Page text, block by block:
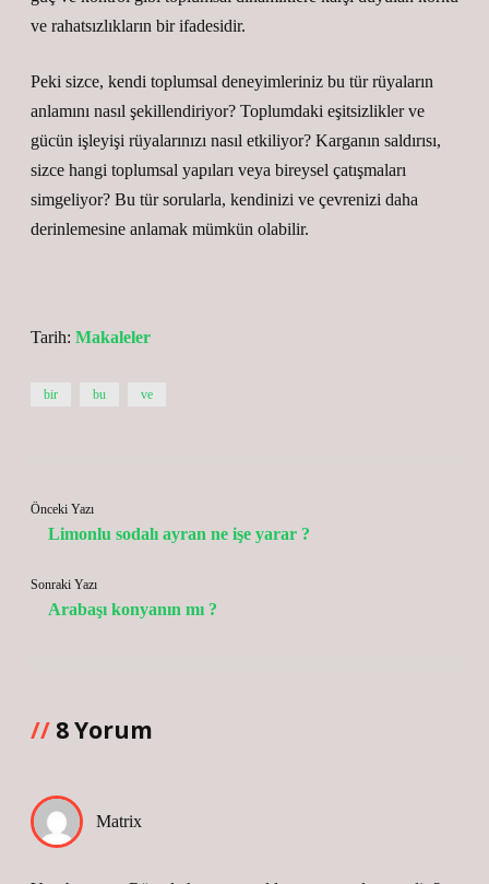
ve rahatsızlıkların bir ifadesidir.
Peki sizce, kendi toplumsal deneyimleriniz bu tür rüyaların
anlamını nasıl şekillendiriyor? Toplumdaki eşitsizlikler ve
gücün işleyişi rüyalarınızı nasıl etkiliyor? Karganın saldırısı,
sizce hangi toplumsal yapıları veya bireysel çatışmaları
simgeliyor? Bu tür sorularla, kendinizi ve çevrenizi daha
derinlemesine anlamak mümkün olabilir.
Tarih: Makaleler
bir bu ve
Önceki Yazı
Limonlu sodalı ayran ne işe yarar ?
Sonraki Yazı
Arabaşı konyanın mı ?
8 Yorum
Matrix